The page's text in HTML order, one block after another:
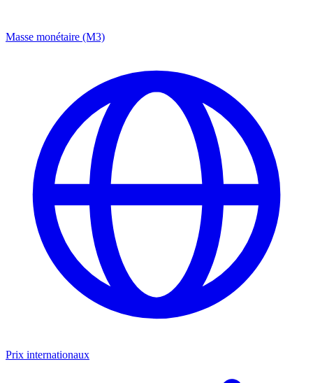
Masse monétaire (M3)
Prix internationaux